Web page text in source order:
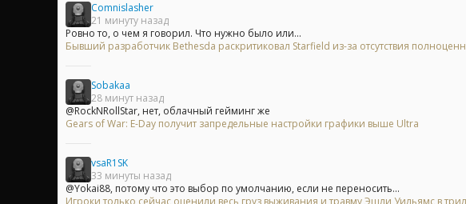
Comnislasher
21 минуту назад
Ровно то, о чем я говорил. Что нужно было или...
Бывший разработчик Bethesda раскритиковал Starfield из-за отсутствия
Sobakaa
28 минут назад
@RockNRollStar, нет, облачный гейминг же
Gears of War: E-Day получит запредельные настройки графики выше Ultra
vsaR1SK
33 минуты назад
@Yokai88, потому что это выбор по умолчанию, если не переносить...
Игроки только сейчас оценили весь груз выживания и травму Эшли Уильямс в